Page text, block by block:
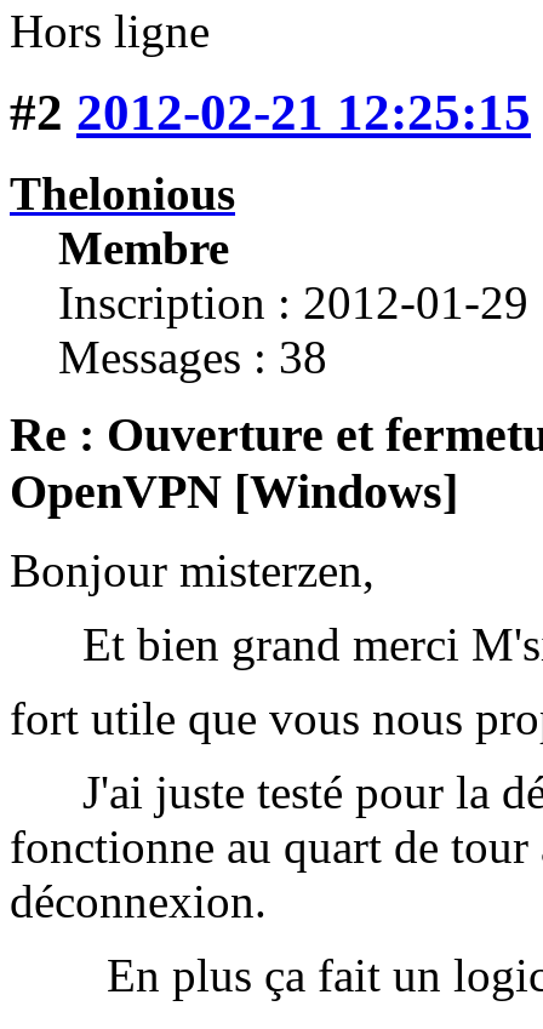
Hors ligne
#2 2012-02-21 12:25:15
Thelonious
Membre
Inscription : 2012-01-29
Messages : 38
Re : Ouverture et
OpenVPN [Windows]
Bonjour misterzen,
Et bien grand merci
fort utile que vous nous
J'ai juste testé pour la
fonctionne au quart de
déconnexion.
En plus ça fait un